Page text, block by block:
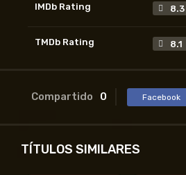
IMDb Rating 8.3
TMDb Rating 8.1
Compartido 0 Facebook
TÍTULOS SIMILARES